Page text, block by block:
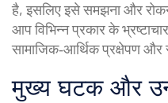
है, इसलिए इसे समझना और
आप विभिन्न प्रकार के
सामाजिक‑आर्थिक प्रक्षेपण और
मुख्य घटक और